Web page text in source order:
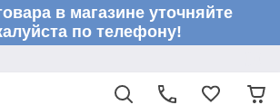
в магазине уточняйте
по телефону!